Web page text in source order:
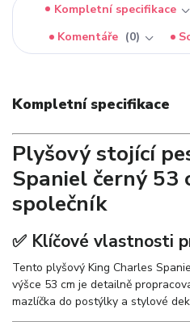
Kompletní specifikace
Komentáře
0
Kompletní specifikace
Plyšový stojící
Spaniel černý 53
společník
✅ Klíčové vlastnosti
Tento plyšový King Charles
výšce 53 cm je detailně
mazlíčka do postýlky a stylové